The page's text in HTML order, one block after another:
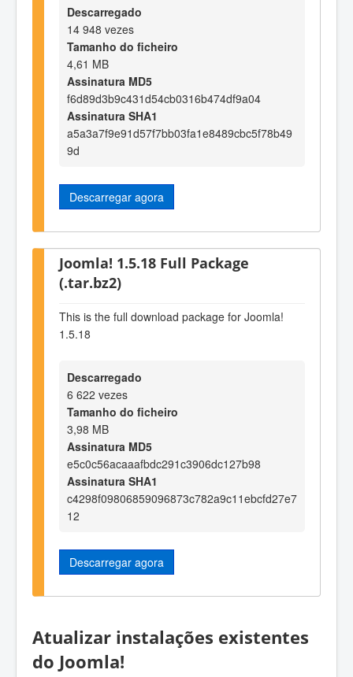
Descarregado
14 948 vezes
Tamanho do ficheiro
4,61 MB
Assinatura MD5
f6d89d3b9c431d54cb0316b474df9a04
Assinatura SHA1
a5a3a7f9e91d57f7bb03fa1e8489cbc5f78b49
9d
Descarregar agora
Joomla! 1.5.18 Full Package
(.tar.bz2)
This is the full download package for Joomla!
1.5.18
Descarregado
6 622 vezes
Tamanho do ficheiro
3,98 MB
Assinatura MD5
e5c0c56acaaafbdc291c3906dc127b98
Assinatura SHA1
c4298f09806859096873c782a9c11ebcfd27e7
12
Descarregar agora
Atualizar instalações existentes
do Joomla!